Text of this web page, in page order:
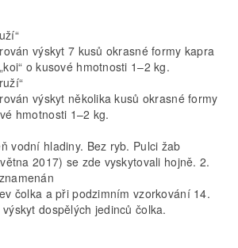
výskyt 7 kusů okrasné formy kapra
o kusové hmotnosti 1–2 kg.
výskyt několika kusů okrasné formy
hmotnosti 1–2 kg.
vodní hladiny. Bez ryb. Pulci žab
2017) se zde vyskytovali hojně. 2.
čolka a při podzimním vzorkování 14.
dospělých jedinců čolka.